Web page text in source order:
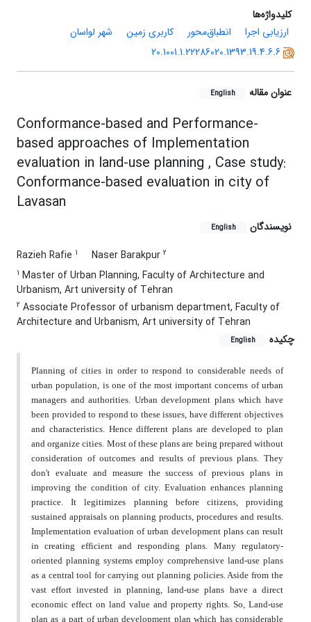
کلیدواژه‌ها
ارزیابی اجرا
انطباق‌محور کاربری زمین
شهر لواسان
20.1001.1.22286020.1393.19.4.6.6
عنوان مقاله English
Conformance-based and Performance-
based approaches of Implementation
evaluation in land-use planning , Case study:
Conformance-based evaluation in city of
Lavasan
نویسندگان English
Razieh Rafie 1 Naser Barakpur 2
1 Master of Urban Planning, Faculty of Architecture and
Urbanism, Art university of Tehran
2 Associate Professor of urbanism department, Faculty of
Architecture and Urbanism, Art university of Tehran
چکیده
English
Planning of cities in order to respond to considerable needs of
urban population, is one of the most important concerns of urban
managers and authorities. Urban development plans which have
been provided to respond to these issues, have different objectives
and characteristics. Hence different plans are developed to plan
and organize cities. Most of these plans are being prepared without
consideration of outcomes and results of previous plans. They
don't evaluate and measure the success of previous plans in
improving the condition of city. Evaluation enhances planning
practice. It legitimizes planning before citizens, providing
sustained appraisals on planning products, procedures and results.
Implementation evaluation of urban development plans can result
in creating efficient and responding plans. Many regulatory-
oriented planning systems employ comprehensive land-use plans
as a central tool for carrying out planning policies. Aside from the
vast effort invested in planning, land-use plans have a direct
economic effect on land value and property rights. So, Land-use
plan as a part of urban development plan which has considerable